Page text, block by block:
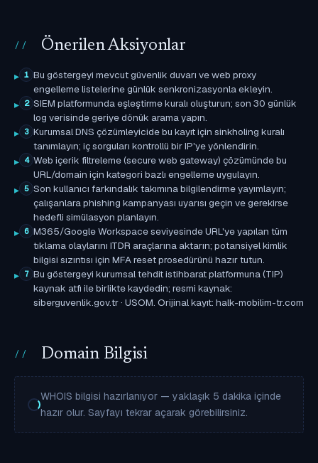
Önerilen Aksiyonlar
1 Bu göstergeyi mevcut güvenlik duvarı ve web proxy
engelleme listelerine günlük senkronizasyonla ekleyin.
2 SIEM platformunda eşleştirme kuralı oluşturun; son 30 günlük
log verisinde geriye dönük arama yapın.
3 Kurumsal DNS çözümleyicide bu kayıt için sinkholing kuralı
tanımlayın; iç sorguları kontrollü bir IP'ye yönlendirin.
4 Web içerik filtreleme (secure web gateway) çözümünde bu
URL/domain için kategori bazlı engelleme uygulayın.
5 Son kullanıcı farkındalık takımına bilgilendirme yayımlayın;
çalışanlara phishing kampanyası uyarısı geçin ve gerekirse
hedefli simülasyon planlayın.
6 M365/Google Workspace seviyesinde URL'ye yapılan tüm
tıklama olaylarını ITDR araçlarına aktarın; potansiyel kimlik
bilgisi sızıntısı için MFA reset prosedürünü hazır tutun.
7 Bu göstergeyi kurumsal tehdit istihbarat platformuna (TIP)
kaynak atfı ile birlikte kaydedin; resmi kaynak:
siberguvenlik.gov.tr · USOM. Orijinal kayıt: halk-mobilim-tr.com
Domain Bilgisi
WHOIS bilgisi hazırlanıyor — yaklaşık 5 dakika içinde
hazır olur. Sayfayı tekrar açarak görebilirsiniz.